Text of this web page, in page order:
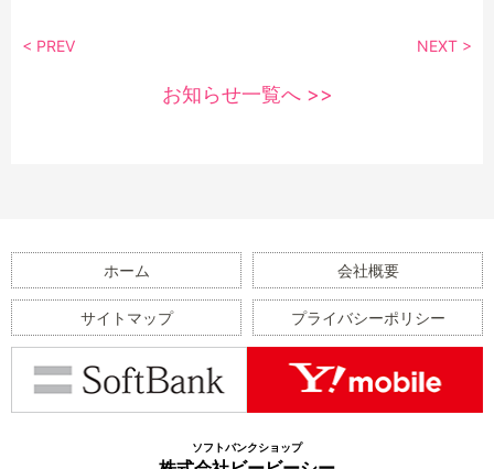
< PREV NEXT >
お知らせ一覧へ >>
ホーム 会社概要
サイトマップ プライバシーポリシー
ソフトバンクショップ